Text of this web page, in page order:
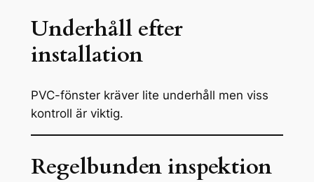
Underhåll efter
installation
PVC-fönster kräver lite underhåll men viss
kontroll är viktig.
Regelbunden inspektion